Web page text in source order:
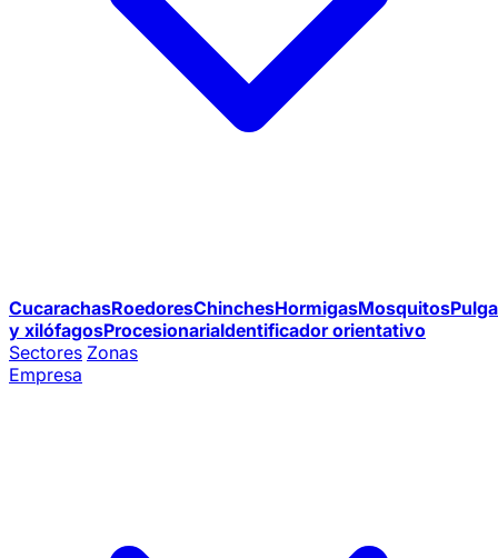
CucarachasRoedoresChinchesHormigasMosquitos
y xilófagosProcesionariaIdentificador orientativo
Sectores Zonas
Empresa